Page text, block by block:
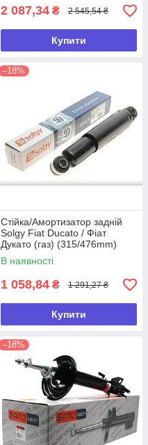
2 087,34 ₴ 2 545,54 ₴
Купити
–18%
Стійка/Амортизатор задній
Solgy Fiat Ducato / Фіат
Дукато (газ) (315/476mm)
В наявності
1 058,84 ₴ 1 291,27 ₴
Купити
–18%